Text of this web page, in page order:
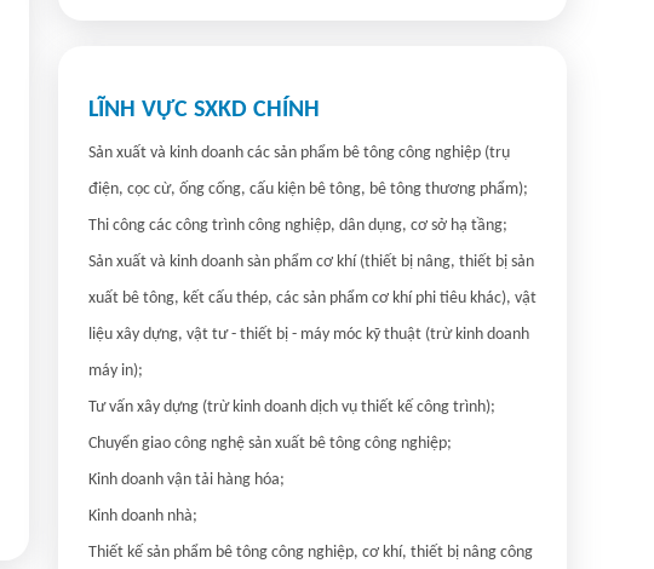
LĨNH VỰC SXKD CHÍNH
Sản xuất và kinh doanh các sản phẩm bê tông công nghiệp (trụ
điện, cọc cừ, ống cống, cấu kiện bê tông, bê tông thương phẩm);
Thi công các công trình công nghiệp, dân dụng, cơ sở hạ tầng;
Sản xuất và kinh doanh sàn phẩm cơ khí (thiết bị nâng, thiết bị sản
xuất bê tông, kết cấu thép, các sản phẩm cơ khí phi tiêu khác), vật
liệu xây dựng, vật tư - thiết bị - máy móc kỹ thuật (trừ kinh doanh
máy in);
Tư vấn xây dựng (trừ kinh doanh dịch vụ thiết kế công trình);
Chuyển giao công nghệ sản xuất bê tông công nghiệp;
Kinh doanh vận tải hàng hóa;
Kinh doanh nhà;
Thiết kế sản phẩm bê tông công nghiệp, cơ khí, thiết bị nâng công